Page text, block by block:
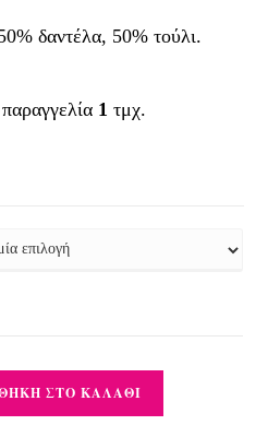
δαντέλα, 50% τούλι.
ΣΤΟ ΚΑΛΆΘΙ
1 τμχ.